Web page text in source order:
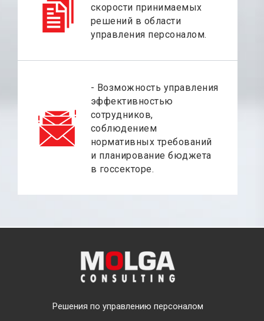
скорости принимаемых
решений в области
управления персоналом.
- Возможность управления
эффективностью
сотрудников,
соблюдением
нормативных требований
и планирование бюджета
в госсекторе.
Решения по управлению персоналом